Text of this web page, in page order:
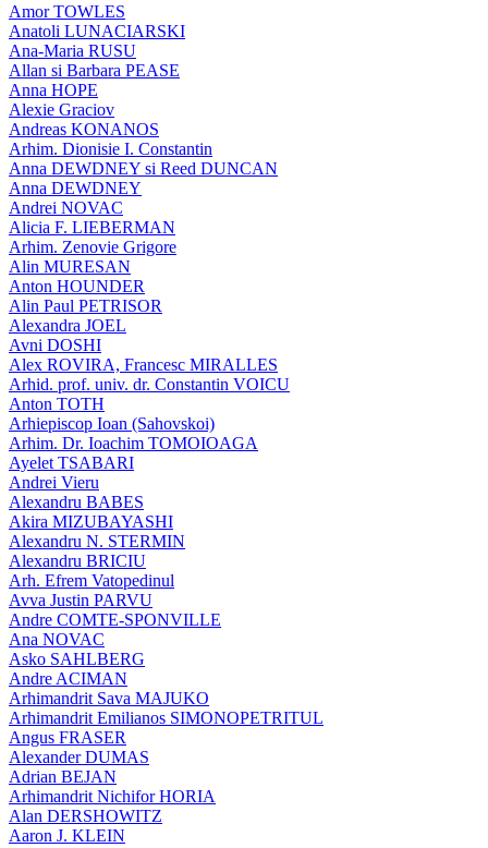
Amor TOWLES
Anatoli LUNACIARSKI
Ana-Maria RUSU
Allan si Barbara PEASE
Anna HOPE
Alexie Graciov
Andreas KONANOS
Arhim. Dionisie I. Constantin
Anna DEWDNEY si Reed DUNCAN
Anna DEWDNEY
Andrei NOVAC
Alicia F. LIEBERMAN
Arhim. Zenovie Grigore
Alin MURESAN
Anton HOUNDER
Alin Paul PETRISOR
Alexandra JOEL
Avni DOSHI
Alex ROVIRA, Francesc MIRALLES
Arhid. prof. univ. dr. Constantin VOICU
Anton TOTH
Arhiepiscop Ioan (Sahovskoi)
Arhim. Dr. Ioachim TOMOIOAGA
Ayelet TSABARI
Andrei Vieru
Alexandru BABES
Akira MIZUBAYASHI
Alexandru N. STERMIN
Alexandru BRICIU
Arh. Efrem Vatopedinul
Avva Justin PARVU
Andre COMTE-SPONVILLE
Ana NOVAC
Asko SAHLBERG
Andre ACIMAN
Arhimandrit Sava MAJUKO
Arhimandrit Emilianos SIMONOPETRITUL
Angus FRASER
Alexander DUMAS
Adrian BEJAN
Arhimandrit Nichifor HORIA
Alan DERSHOWITZ
Aaron J. KLEIN